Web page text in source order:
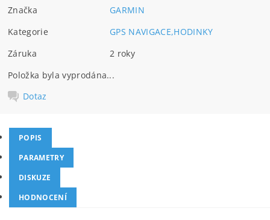
Značka
GARMIN
Kategorie
GPS NAVIGACE,HODINKY
Záruka
2 roky
Položka byla vyprodána...
Dotaz
POPIS
PARAMETRY
DISKUZE
HODNOCENÍ